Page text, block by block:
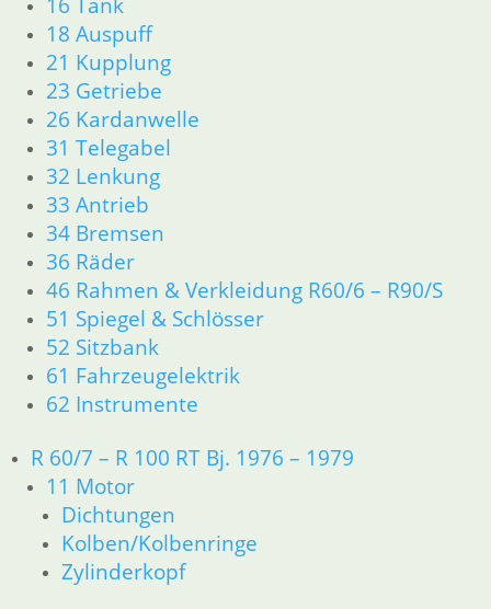
18 Auspuff
21 Kupplung
23 Getriebe
26 Kardanwelle
31 Telegabel
32 Lenkung
33 Antrieb
34 Bremsen
36 Räder
46 Rahmen & Verkleidung R60/6 – R90/S
51 Spiegel & Schlösser
52 Sitzbank
61 Fahrzeugelektrik
62 Instrumente
R 60/7 – R 100 RT Bj. 1976 – 1979
11 Motor
Dichtungen
Kolben/Kolbenringe
Zylinderkopf
Dichtungen
Zylinderkopf
12 Motorelektrik
13 Vergaser
16 Tank
18 Auspuff
21 Kupplung
23 Getriebe
26 Kardanwelle
31 Telegabel
32 Lenkung
33 Antrieb
34 Bremsen
36 Räder
46 Rahmen & Verkleidung
51 Spiegel & Schlösser
61 Fahrzeugelektrik
63 Scheinwerfer
R50/5 – R75/5
11 Motor
Dichtungen
Kolben/Kolbenringe
Zylinderkopf